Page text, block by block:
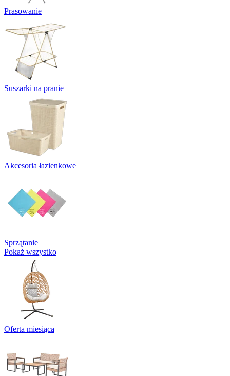
Prasowanie
Suszarki na pranie
Akcesoria łazienkowe
Sprzątanie
Pokaż wszystko
Oferta miesiąca